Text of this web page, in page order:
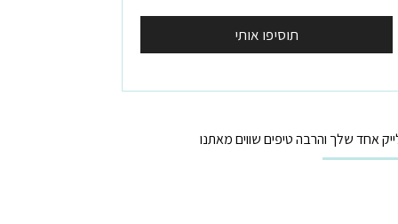
אחד שלך והרבה טיפים שווים מאתנו